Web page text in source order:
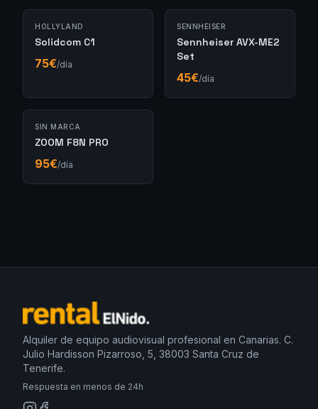
HOLLYLAND
Solidcom C1
75€/día
SENNHEISER
Sennheiser AVX-ME2
Set
45€/día
SIN MARCA
ZOOM F8N PRO
95€/día
Alquiler de equipo audiovisual profesional en Canarias. C.
Julio Hardisson Pizarroso, 5, 38003 Santa Cruz de
Tenerife.
Respuesta en menos de 24h